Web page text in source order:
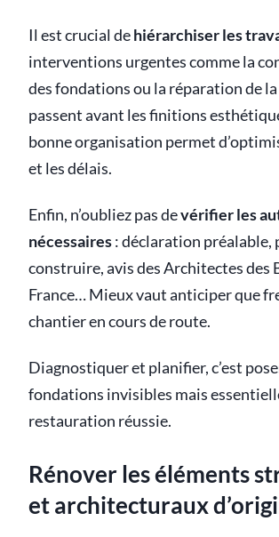
Il est crucial dehiérarchiser les
interventions urgentes comme la
des fondations ou la réparation de
passent avant les finitions
bonne organisation permet
et les délais.
Enfin, n’oubliez pas devérifier les
nécessaires: déclaration préalable,
construire, avis des Architectes des
France… Mieux vaut anticiper que
chantier en cours de route.
Diagnostiquer et planifier, c’est
fondations invisibles mais
restauration réussie.
Rénover les éléments
et architecturaux